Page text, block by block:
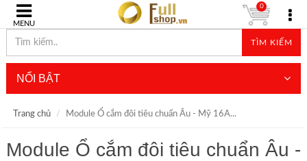
MENU
TÌM KIẾM
0
NỔI BẬT
Trang chủ Module Ổ cắm đôi tiêu chuẩn Âu - Mỹ 16A...
Module Ổ cắm đôi tiêu chuẩn Âu -